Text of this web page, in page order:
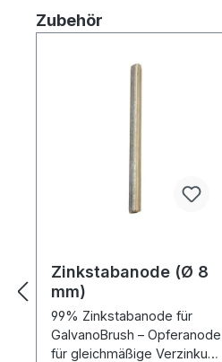
Produktgalerie überspringen
Zubehör
Zinkstabanode (Ø 8
mm)
99% Zinkstabanode für
GalvanoBrush – Opferanode
für gleichmäßige Verzinkung